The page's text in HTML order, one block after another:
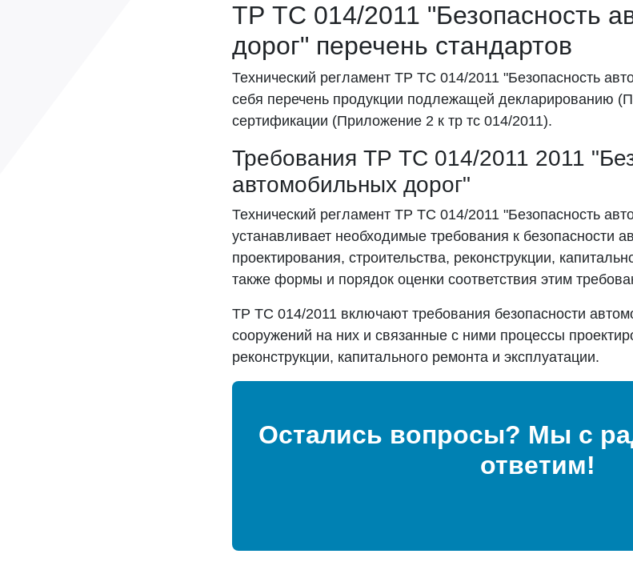
ТР ТС 014/2011 "Безопасность
дорог" перечень стандартов
Технический регламент ТР ТС 014/2011 "Безопасность
себя перечень продукции подлежащей декларированию
сертификации (Приложение 2 к тр тс 014/2011).
Требования ТР ТС 014/2011 2011
автомобильных дорог"
Технический регламент ТР ТС 014/2011 "Безопасность
устанавливает необходимые требования к безопасности
проектирования, строительства, реконструкции,
также формы и порядок оценки соответствия этим
ТР ТС 014/2011 включают требования безопасности
сооружений на них и связанные с ними процессы
реконструкции, капитального ремонта и эксплуатации.
Остались вопросы? Мы с
ответим!